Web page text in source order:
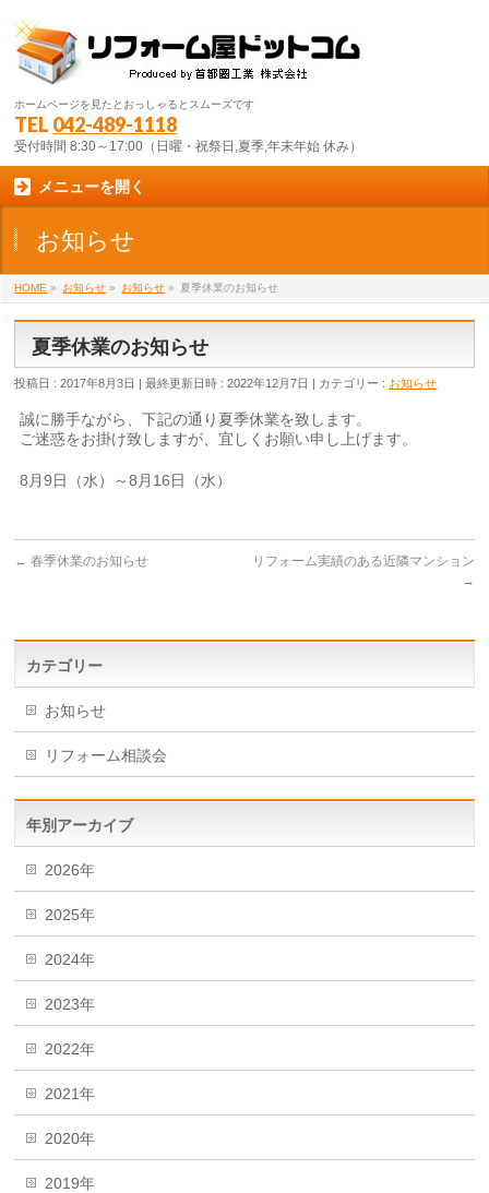
ホームページを見たとおっしゃるとスムーズです
TEL 042-489-1118
受付時間 8:30～17:00（日曜・祝祭日,夏季,年末年始 休み）
メニューを開く
お知らせ
HOME » お知らせ » お知らせ » 夏季休業のお知らせ
夏季休業のお知らせ
投稿日 : 2017年8月3日 最終更新日時 : 2022年12月7日 カテゴリー : お知らせ
誠に勝手ながら、下記の通り夏季休業を致します。
ご迷惑をお掛け致しますが、宜しくお願い申し上げます。
8月9日（水）～8月16日（水）
← 春季休業のお知らせ
リフォーム実績のある近隣マンション
→
カテゴリー
お知らせ
リフォーム相談会
年別アーカイブ
2026年
2025年
2024年
2023年
2022年
2021年
2020年
2019年